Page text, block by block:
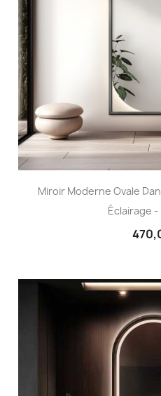
Miroir Moderne Ovale
Éclairage -